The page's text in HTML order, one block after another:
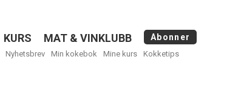
KURS MAT & VINKLUBB Abonner
Nyhetsbrev Min kokebok Mine kurs Kokketips